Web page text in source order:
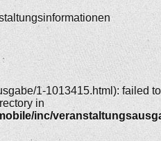
1-1013415.html): failed to
in
inc/